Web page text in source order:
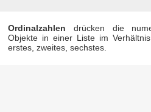
Ordinalzahlen drücken die
Objekte in einer Liste im
erstes, zweites, sechstes.